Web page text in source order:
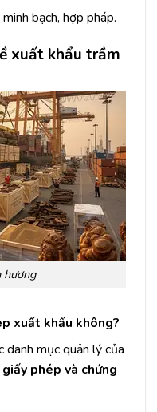
bạch, hợp pháp.
xuất khẩu trầm
hương
xuất khẩu không?
danh mục quản lý của
phép và chứng